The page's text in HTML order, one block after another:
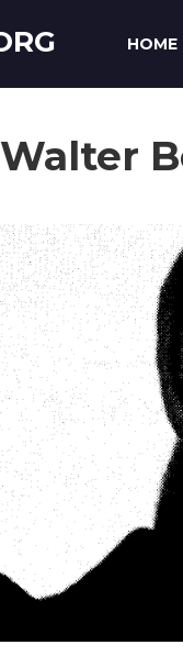
HOME
Walter